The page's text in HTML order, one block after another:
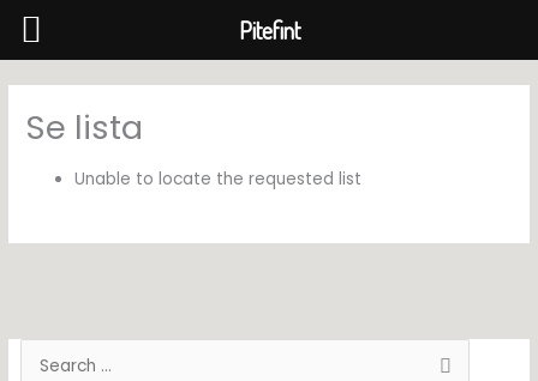
innehållSe lista
Unable to locate the requested list
Pitefint